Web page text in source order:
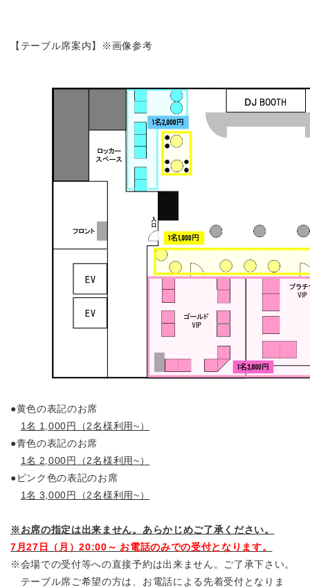
【テーブル席案内】※画像参考
●黄色の表記のお席
1名 1,000円（2名様利用~）
●青色の表記のお席
1名 2,000円（2名様利用~）
●ピンク色の表記のお席
1名 3,000円（2名様利用~）
※お席の指定は出来ません。あらかじめご了承ください。
7月27日（月）20:00～ お電話のみでの受付となります。
※会場での受付等への直接予約は出来ません。ご了承下さい。
テーブル席ご希望の方は、お電話による先着受付となりま